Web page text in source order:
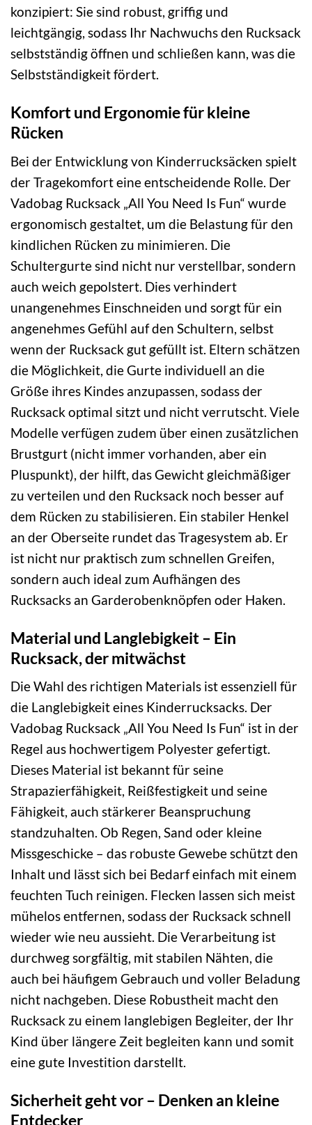
konzipiert: Sie sind robust, griffig und
leichtgängig, sodass Ihr Nachwuchs den Rucksack
selbstständig öffnen und schließen kann, was die
Selbstständigkeit fördert.
Komfort und Ergonomie für kleine
Rücken
Bei der Entwicklung von Kinderrucksäcken spielt
der Tragekomfort eine entscheidende Rolle. Der
Vadobag Rucksack „All You Need Is Fun“ wurde
ergonomisch gestaltet, um die Belastung für den
kindlichen Rücken zu minimieren. Die
Schultergurte sind nicht nur verstellbar, sondern
auch weich gepolstert. Dies verhindert
unangenehmes Einschneiden und sorgt für ein
angenehmes Gefühl auf den Schultern, selbst
wenn der Rucksack gut gefüllt ist. Eltern schätzen
die Möglichkeit, die Gurte individuell an die
Größe ihres Kindes anzupassen, sodass der
Rucksack optimal sitzt und nicht verrutscht. Viele
Modelle verfügen zudem über einen zusätzlichen
Brustgurt (nicht immer vorhanden, aber ein
Pluspunkt), der hilft, das Gewicht gleichmäßiger
zu verteilen und den Rucksack noch besser auf
dem Rücken zu stabilisieren. Ein stabiler Henkel
an der Oberseite rundet das Tragesystem ab. Er
ist nicht nur praktisch zum schnellen Greifen,
sondern auch ideal zum Aufhängen des
Rucksacks an Garderobenknöpfen oder Haken.
Material und Langlebigkeit – Ein
Rucksack, der mitwächst
Die Wahl des richtigen Materials ist essenziell für
die Langlebigkeit eines Kinderrucksacks. Der
Vadobag Rucksack „All You Need Is Fun“ ist in der
Regel aus hochwertigem Polyester gefertigt.
Dieses Material ist bekannt für seine
Strapazierfähigkeit, Reißfestigkeit und seine
Fähigkeit, auch stärkerer Beanspruchung
standzuhalten. Ob Regen, Sand oder kleine
Missgeschicke – das robuste Gewebe schützt den
Inhalt und lässt sich bei Bedarf einfach mit einem
feuchten Tuch reinigen. Flecken lassen sich meist
mühelos entfernen, sodass der Rucksack schnell
wieder wie neu aussieht. Die Verarbeitung ist
durchweg sorgfältig, mit stabilen Nähten, die
auch bei häufigem Gebrauch und voller Beladung
nicht nachgeben. Diese Robustheit macht den
Rucksack zu einem langlebigen Begleiter, der Ihr
Kind über längere Zeit begleiten kann und somit
eine gute Investition darstellt.
Sicherheit geht vor – Denken an kleine
Entdecker